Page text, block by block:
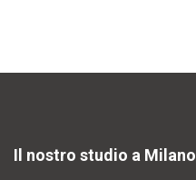
Il nostro studio a Milano